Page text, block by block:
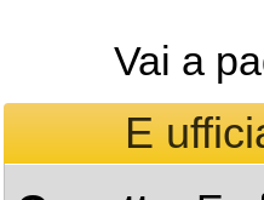
Vai a
E